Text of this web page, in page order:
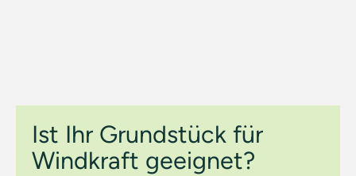
Ist Ihr Grundstück für
Windkraft geeignet?